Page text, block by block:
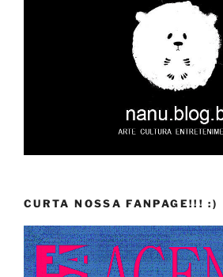
CURTA NOSSA FANPAGE!!! :)